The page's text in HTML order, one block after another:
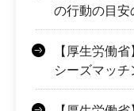
の行動の目安
【厚生労働
シーズマッ